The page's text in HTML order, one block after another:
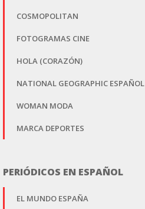
COSMOPOLITAN
FOTOGRAMAS CINE
HOLA (CORAZÓN)
NATIONAL GEOGRAPHIC ESPAÑOL
WOMAN MODA
MARCA DEPORTES
PERIÓDICOS EN ESPAÑOL
EL MUNDO ESPAÑA